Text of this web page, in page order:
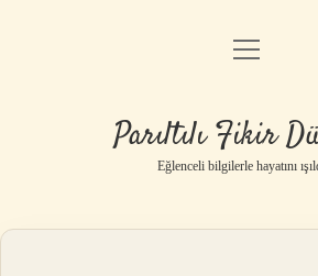
Anasayfa
Yasal Uyarı
menüyü
Parıltılı Fikir
Eğlenceli bilgilerle hayatını